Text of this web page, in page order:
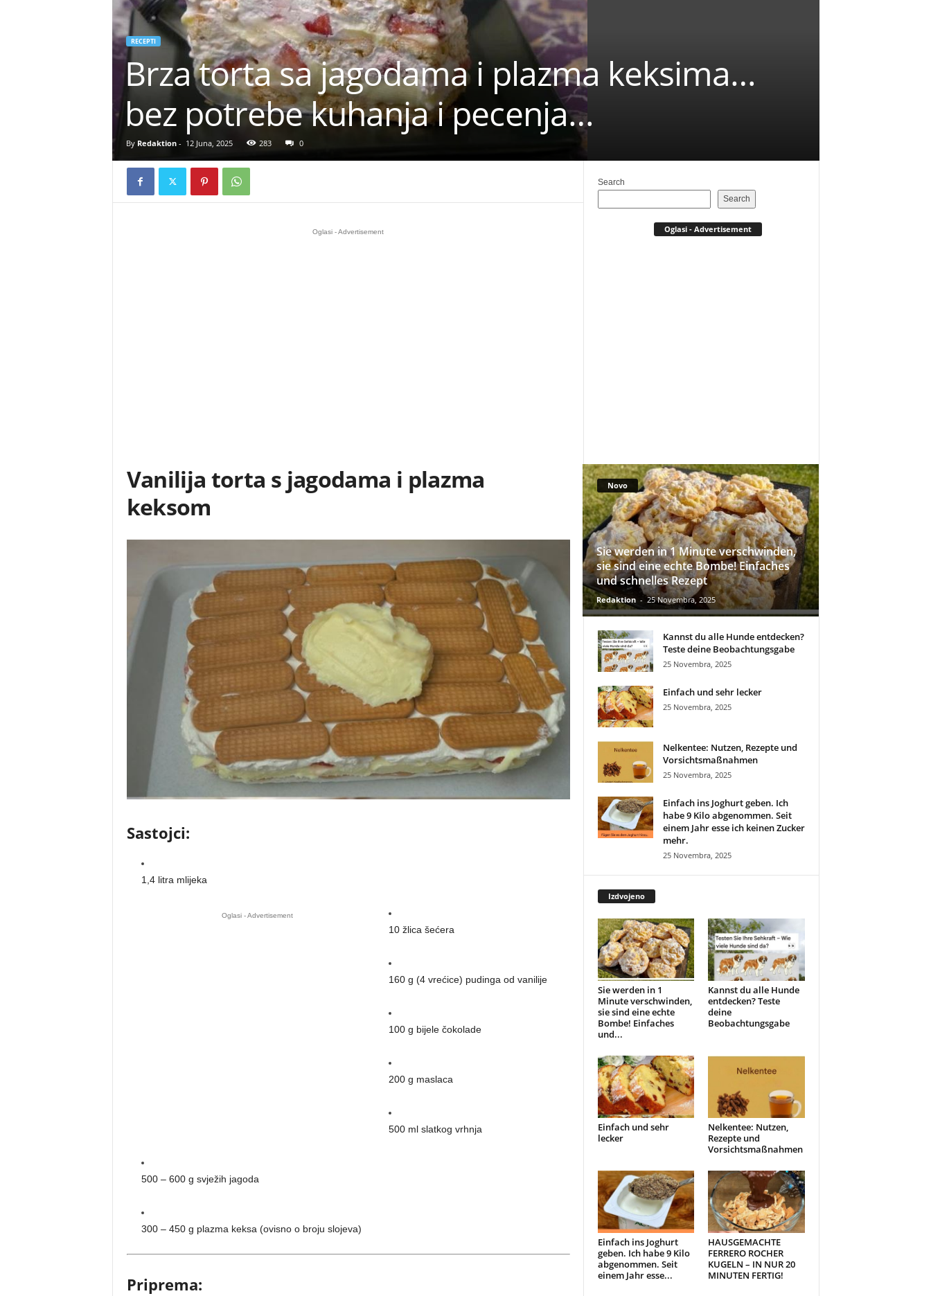
RECEPTI
Brza torta sa jagodama i plazma keksima…
bez potrebe kuhanja i pecenja…
By Redaktion- 12 Juna, 2025 283 0
Oglasi - Advertisement
Vanilija torta s jagodama i plazma
keksom
Sastojci:
1,4 litra mlijeka
Oglasi - Advertisement
10 žlica šećera
160 g (4 vrećice) pudinga od vanilije
100 g bijele čokolade
200 g maslaca
500 ml slatkog vrhnja
500 – 600 g svježih jagoda
300 – 450 g plazma keksa (ovisno o broju slojeva)
Priprema:
Search
Search
Oglasi - Advertisement
Novo
Sie werden in 1 Minute verschwinden,
sie sind eine echte Bombe! Einfaches
und schnelles Rezept
Redaktion - 25 Novembra, 2025
Kannst du alle Hunde entdecken?
Teste deine Beobachtungsgabe
25 Novembra, 2025
Einfach und sehr lecker
25 Novembra, 2025
Nelkentee: Nutzen, Rezepte und
Vorsichtsmaßnahmen
25 Novembra, 2025
Einfach ins Joghurt geben. Ich
habe 9 Kilo abgenommen. Seit
einem Jahr esse ich keinen Zucker
mehr.
25 Novembra, 2025
Izdvojeno
Sie werden in 1
Minute verschwinden,
sie sind eine echte
Bombe! Einfaches
und...
Kannst du alle Hunde
entdecken? Teste
deine
Beobachtungsgabe
Einfach und sehr
lecker
Nelkentee: Nutzen,
Rezepte und
Vorsichtsmaßnahmen
Einfach ins Joghurt
geben. Ich habe 9 Kilo
abgenommen. Seit
einem Jahr esse...
HAUSGEMACHTE
FERRERO ROCHER
KUGELN – IN NUR 20
MINUTEN FERTIG!